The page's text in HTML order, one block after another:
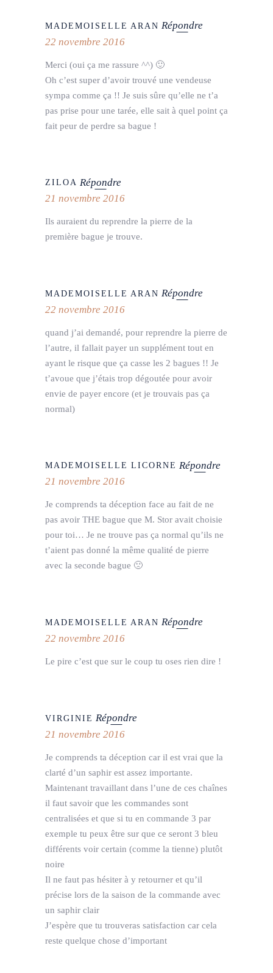
MADEMOISELLE ARAN Répondre
22 novembre 2016
Merci (oui ça me rassure ^^) 🙂
Oh c’est super d’avoir trouvé une vendeuse
sympa comme ça !! Je suis sûre qu’elle ne t’a
pas prise pour une tarée, elle sait à quel point ça
fait peur de perdre sa bague !
ZILOA Répondre
21 novembre 2016
Ils auraient du reprendre la pierre de la
première bague je trouve.
MADEMOISELLE ARAN Répondre
22 novembre 2016
quand j’ai demandé, pour reprendre la pierre de
l’autre, il fallait payer un supplément tout en
ayant le risque que ça casse les 2 bagues !! Je
t’avoue que j’étais trop dégoutée pour avoir
envie de payer encore (et je trouvais pas ça
normal)
MADEMOISELLE LICORNE Répondre
21 novembre 2016
Je comprends ta déception face au fait de ne
pas avoir THE bague que M. Stor avait choisie
pour toi… Je ne trouve pas ça normal qu’ils ne
t’aient pas donné la même qualité de pierre
avec la seconde bague 🙁
MADEMOISELLE ARAN Répondre
22 novembre 2016
Le pire c’est que sur le coup tu oses rien dire !
VIRGINIE Répondre
21 novembre 2016
Je comprends ta déception car il est vrai que la
clarté d’un saphir est assez importante.
Maintenant travaillant dans l’une de ces chaînes
il faut savoir que les commandes sont
centralisées et que si tu en commande 3 par
exemple tu peux être sur que ce seront 3 bleu
différents voir certain (comme la tienne) plutôt
noire
Il ne faut pas hésiter à y retourner et qu’il
précise lors de la saison de la commande avec
un saphir clair
J’espère que tu trouveras satisfaction car cela
reste quelque chose d’important